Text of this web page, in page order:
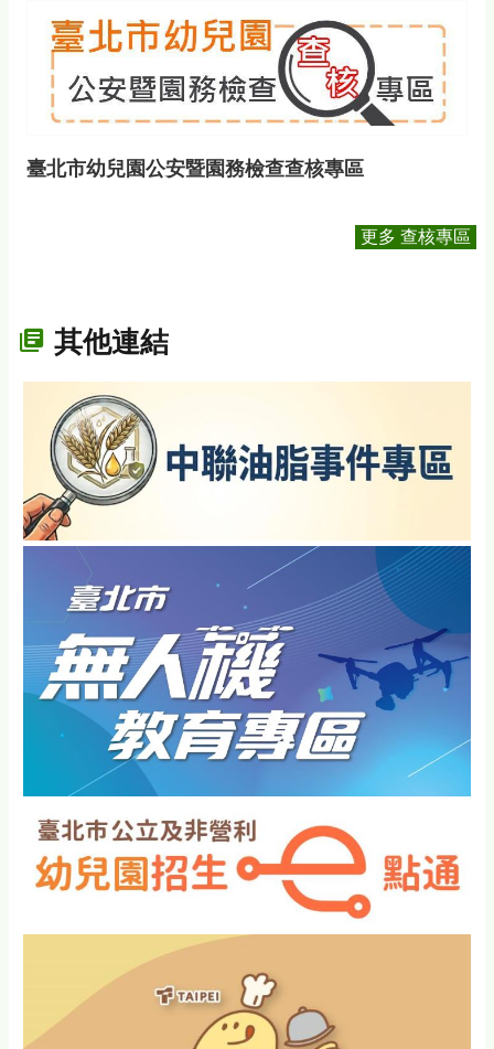
臺北市幼兒園公安暨園務檢查查核專區
更多 查核專區
其他連結